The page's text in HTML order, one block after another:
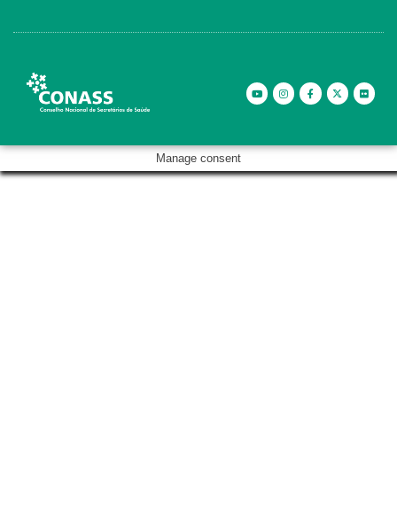
Manage consent